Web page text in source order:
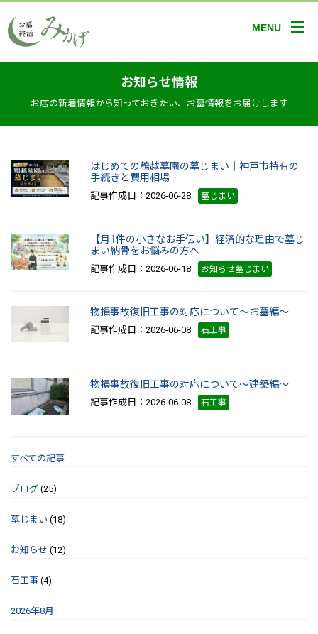
MENU
お知らせ情報
お店の新着情報から知っておきたい、お墓情報をお届けします
はじめての鵯越墓園の墓じまい｜神戸市特有の
手続きと費用相場
記事作成日：2026-06-28 墓じまい
【月1件の小さなお手伝い】経済的な理由で墓じ
まい納骨をお悩みの方へ
記事作成日：2026-06-18 お知らせ墓じまい
物損事故復旧工事の対応について～お墓編～
記事作成日：2026-06-08 石工事
物損事故復旧工事の対応について～建築編～
記事作成日：2026-06-08 石工事
すべての記事
ブログ (25)
墓じまい (18)
お知らせ (12)
石工事 (4)
2026年8月